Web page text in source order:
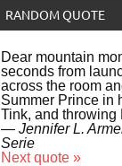
RANDOM QUOTE
Dear mountain
seconds from
across the room
Summer Prince in
Tink, and throwing
—Jennifer L.
Serie
Next quote »